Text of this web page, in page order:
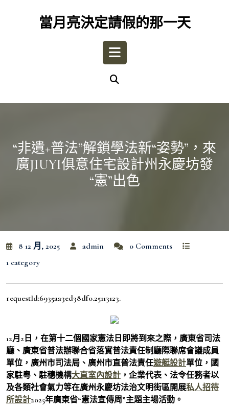
當月亮決定請假的那一天
Open
“非遺+普法”解鎖學法新“姿勢”，來
廣JIUYI俱意住宅設計州永慶坊發
“憲”出色
8 12 月, 2025 admin
0 Comments
1 category
requestId:6935aa3ed38df0.25113123.
12月2日，在第十二個國家憲法日即將到來之際，廣東省司法
廳、廣東省普法辦聯合省落實普法責任制廳際聯席會議成員
單位，廣州市司法局、廣州市直普法責任遊艇設計單位，國
家駐粵、駐穗機構大直室內設計 ，企業代表、法令任務者以
及各類社會氣力等在廣州永慶坊法治文明街區開展私人招待
所設計2025年廣東省“憲法宣傳周”主題主場活動。